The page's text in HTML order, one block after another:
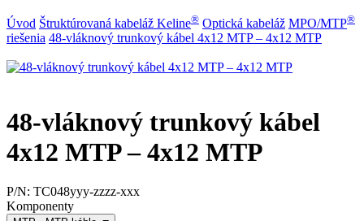
Úvod Štruktúrovaná kabeláž Keline® Optická kabeláž MPO/MTP®
riešenia 48-vláknový trunkový kábel 4x12 MTP – 4x12 MTP
48-vláknový trunkový kábel
4x12 MTP – 4x12 MTP
P/N: TC048yyy-zzzz-xxx
Komponenty